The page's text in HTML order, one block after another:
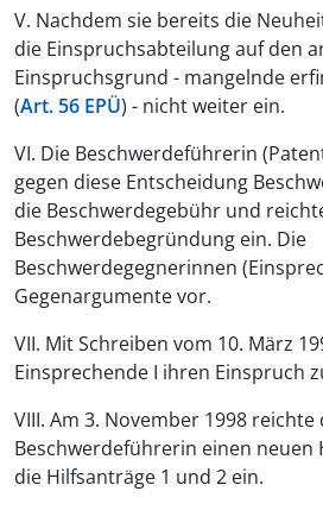
V. Nachdem sie bereits die
die Einspruchsabteilung auf den
Einspruchsgrund - mangelnde
(Art. 56 EPÜ) - nicht weiter ein.
VI. Die Beschwerdeführerin
gegen diese Entscheidung
die Beschwerdegebühr und
Beschwerdebegründung ein. Die
Beschwerdegegnerinnen
Gegenargumente vor.
VII. Mit Schreiben vom 10. März
Einsprechende I ihren Einspruch
VIII. Am 3. November 1998 reichte
Beschwerdeführerin einen neuen
die Hilfsanträge 1 und 2 ein.